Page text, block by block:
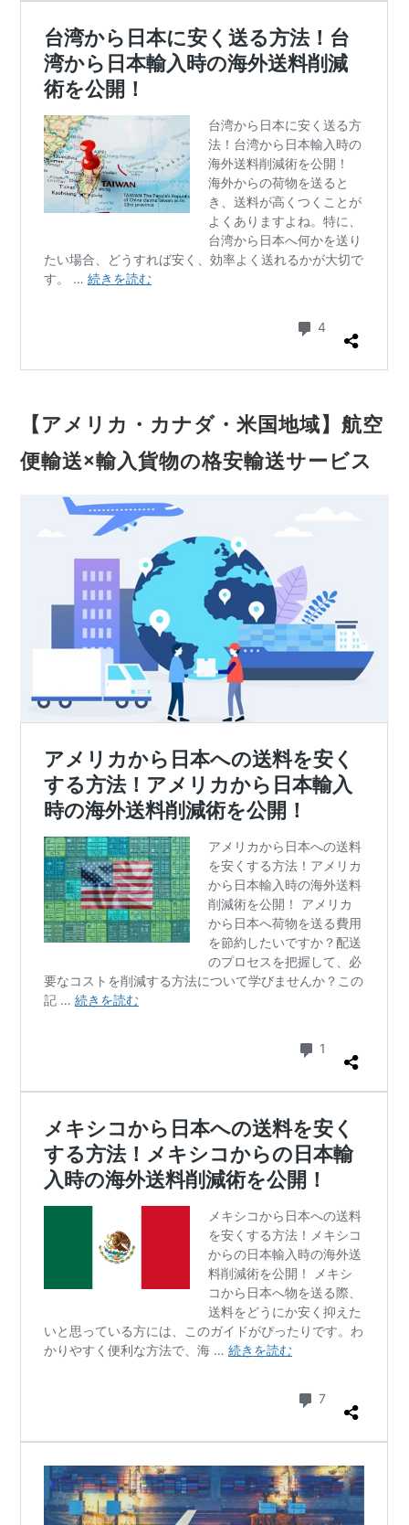
【アメリカ・カナダ・米国地域】航空
便輸送×輸入貨物の格安輸送サービス